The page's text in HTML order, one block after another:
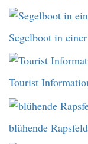
Segelboot in
Tourist
blühende